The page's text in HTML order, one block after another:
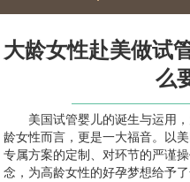
大龄女性赴美做试
么
美国试管婴儿的诞生与运用
龄女性而言，更是一大福音。以
专属方案的定制、对环节的严谨
念，为高龄女性的好孕梦想给予